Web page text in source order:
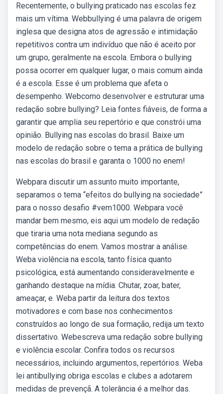
Recentemente, o bullying praticado nas escolas fez
mais um vítima. Webbullying é uma palavra de origem
inglesa que designa atos de agressão e intimidação
repetitivos contra um indivíduo que não é aceito por
um grupo, geralmente na escola. Embora o bullying
possa ocorrer em qualquer lugar, o mais comum ainda
é a escola. Esse é um problema que afeta o
desempenho. Webcomo desenvolver e estruturar uma
redação sobre bullying? Leia fontes fiáveis, de forma a
garantir que amplia seu repertório e que constrói uma
opinião. Bullying nas escolas do brasil. Baixe um
modelo de redação sobre o tema a prática de bullying
nas escolas do brasil e garanta o 1000 no enem!
Webpara discutir um assunto muito importante,
separamos o tema “efeitos do bullying na sociedade”
para o nosso desafio #vem1000. Webpara você
mandar bem mesmo, eis aqui um modelo de redação
que tiraria uma nota mediana segundo as
competências do enem. Vamos mostrar a análise.
Weba violência na escola, tanto física quanto
psicológica, está aumentando consideravelmente e
ganhando destaque na mídia. Chutar, zoar, bater,
ameaçar, e. Weba partir da leitura dos textos
motivadores e com base nos conhecimentos
construídos ao longo de sua formação, redija um texto
dissertativo. Webescreva uma redação sobre bullying
e violência escolar. Confira todos os recursos
necessários, incluindo argumentos, repertórios. Weba
lei antibullying obriga escolas e clubes a adotarem
medidas de prevençã. A tolerância é a melhor das.